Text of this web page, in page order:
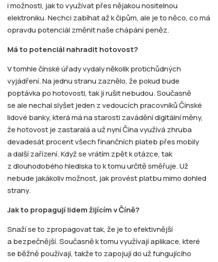
i možnosti, jak to využívat přes nějakou nositelnou
elektroniku. Nechci zabíhat až k čipům, ale je to něco, co má
opravdu potenciál změnit naše chápání peněz.
Má to potenciál nahradit hotovost?
V tomhle čínské úřady vydaly několik protichůdných
vyjádření. Na jednu stranu zaznělo, že pokud bude
poptávka po hotovosti, tak jí rušit nebudou. Současně
se ale nechal slyšet jeden z vedoucích pracovníků Čínské
lidové banky, která má na starosti zavádění digitální měny,
že hotovost je zastaralá a už nyní Čína využívá zhruba
devadesát procent všech finančních plateb přes mobily
a další zařízení. Když se vrátím zpět k otázce, tak
z dlouhodobého hlediska to k tomu určitě směřuje. Už
nebude jakákoliv možnost, jak provést platbu mimo dohled
strany.
Jak to propagují lidem žijícím v Číně?
Snaží se to zpropagovat tak, že je to efektivnější
a bezpečnější. Současně k tomu využívají aplikace, které
se běžně používají, takže to zapojují do už fungujícího